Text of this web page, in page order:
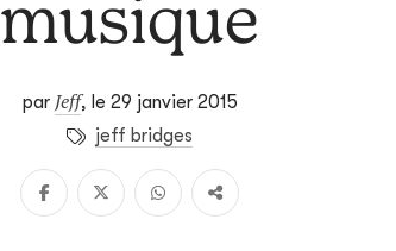
musique
par Jeff, le 29 janvier 2015
jeff bridges